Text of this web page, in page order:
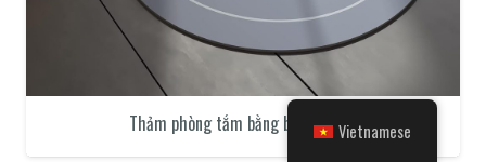
Thảm phòng tắm bằng bùn diatomVietnamese